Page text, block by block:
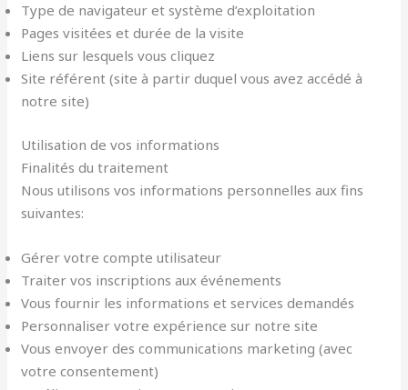
Type de navigateur et système d’exploitation
Pages visitées et durée de la visite
Liens sur lesquels vous cliquez
Site référent (site à partir duquel vous avez accédé à
notre site)
Utilisation de vos informations
Finalités du traitement
Nous utilisons vos informations personnelles aux fins
suivantes:
Gérer votre compte utilisateur
Traiter vos inscriptions aux événements
Vous fournir les informations et services demandés
Personnaliser votre expérience sur notre site
Vous envoyer des communications marketing (avec
votre consentement)